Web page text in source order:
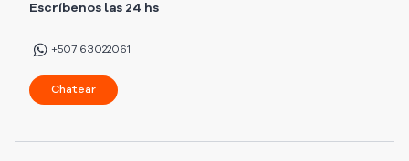
Escríbenos las 24 hs
+507 63022061
Chatear